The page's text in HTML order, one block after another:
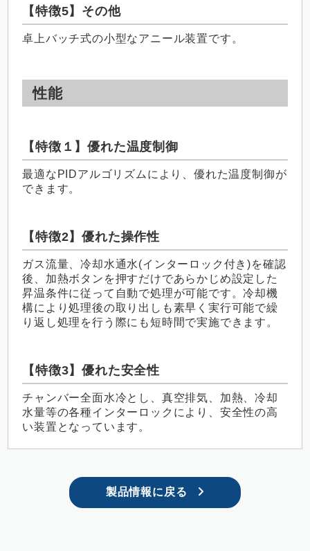
【特徴5】その他
卓上バッチ式の小型なアニール装置です。
性能
【特徴１】優れた温度制御
最適なPIDアルゴリズムにより、優れた温度制御が
できます。
【特徴2】優れた操作性
ガス流量、冷却水通水(インターロック付き)を確認
後、加熱ボタンを押すだけであらかじめ設定した
昇温条件に従って自動で処理が可能です。冷却機
構により処理後の取り出しも素早く実行可能で繰
り返し処理を行う際にも短時間で実施できます。
【特徴3】優れた安全性
チャンバー全面水冷とし、真空排気、加熱、冷却
水量等の各種インターロックにより、安全性の高
い装置となっています。
製品情報に戻る